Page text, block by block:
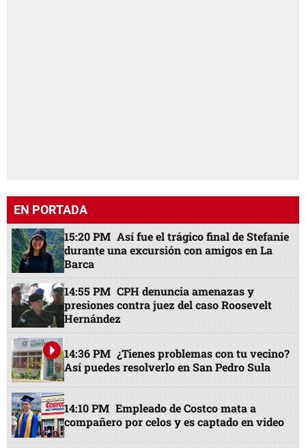
EN PORTADA
15:20 PM Así fue el trágico final de Stefanie
durante una excursión con amigos en La
Barca
14:55 PM CPH denuncia amenazas y
presiones contra juez del caso Roosevelt
Hernández
14:36 PM ¿Tienes problemas con tu vecino?
Así puedes resolverlo en San Pedro Sula
14:10 PM Empleado de Costco mata a
compañero por celos y es captado en video